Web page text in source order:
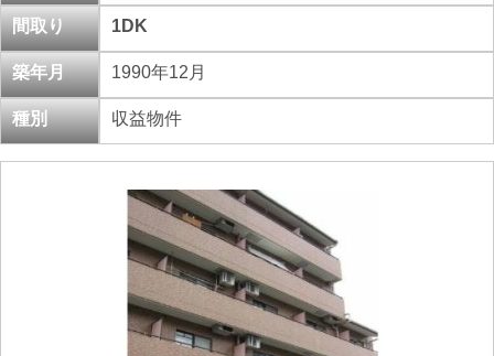
間取り
築年月
種別
1DK
1990年12月
収益物件